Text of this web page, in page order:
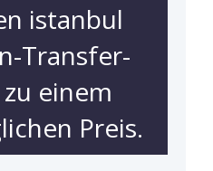
istanbul
Transfer-
einem
Preis.